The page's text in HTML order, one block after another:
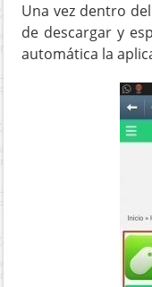
Una vez dentro
de descargar y
automática la